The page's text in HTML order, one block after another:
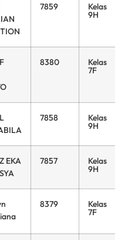
7859 Kelas
9H
8380 Kelas
7F
7858 Kelas
9H
EKA
7857 Kelas
9H
8379 Kelas
7F